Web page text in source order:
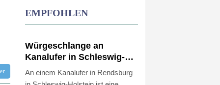
EMPFOHLEN
Würgeschlange an
Kanalufer in Schleswig-
Holstein entdeckt
An einem Kanalufer in Rendsburg